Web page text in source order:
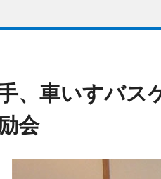
、車いすバス
会